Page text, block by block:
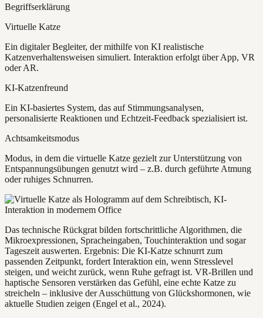
Begriffserklärung
Virtuelle Katze
Ein digitaler Begleiter, der mithilfe von KI realistische
Katzenverhaltensweisen simuliert. Interaktion erfolgt über App, VR
oder AR.
KI-Katzenfreund
Ein KI-basiertes System, das auf Stimmungsanalysen,
personalisierte Reaktionen und Echtzeit-Feedback spezialisiert ist.
Achtsamkeitsmodus
Modus, in dem die virtuelle Katze gezielt zur Unterstützung von
Entspannungsübungen genutzt wird – z.B. durch geführte Atmung
oder ruhiges Schnurren.
Das technische Rückgrat bilden fortschrittliche Algorithmen, die
Mikroexpressionen, Spracheingaben, Touchinteraktion und sogar
Tageszeit auswerten. Ergebnis: Die KI-Katze schnurrt zum
passenden Zeitpunkt, fordert Interaktion ein, wenn Stresslevel
steigen, und weicht zurück, wenn Ruhe gefragt ist. VR-Brillen und
haptische Sensoren verstärken das Gefühl, eine echte Katze zu
streicheln – inklusive der Ausschüttung von Glückshormonen, wie
aktuelle Studien zeigen (Engel et al., 2024).